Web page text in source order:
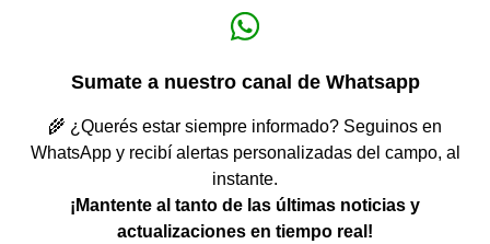
Sumate a nuestro canal de Whatsapp
🌾 ¿Querés estar siempre informado? Seguinos en
WhatsApp y recibí alertas personalizadas del campo, al
instante.
¡Mantente al tanto de las últimas noticias y
actualizaciones en tiempo real!